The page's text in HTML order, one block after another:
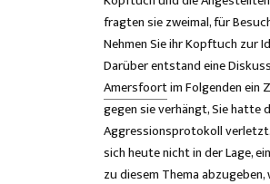
fragten sie zweimal, für
Nehmen Sie ihr Kopftuch zur
Darüber entstand eine
Amersfoortim Folgenden ein
gegen sie verhängt, Sie hatte
Aggressionsprotokoll
sich heute nicht in der Lage,
zu diesem Thema